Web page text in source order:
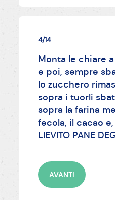
4/14
Monta le chiare
e poi, sempre
lo zucchero
sopra i tuorli
sopra la farina
fecola, il cacao
LIEVITO PANE
AVANTI